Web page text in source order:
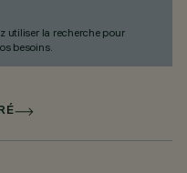
utiliser la recherche pour
besoins.